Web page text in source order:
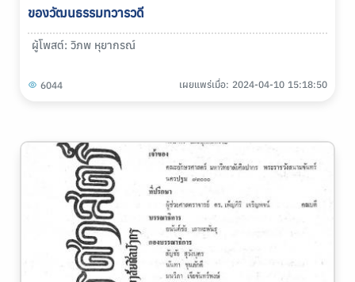
ของวัฒนธรรมทวารวดี
ผู้โพสต์: วิภพ หุยากรณ์
6044 เผยแพร่เมื่อ: 2024-04-10 15:18:50